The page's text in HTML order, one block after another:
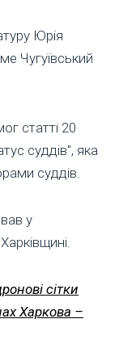
Юрія
Чугуївський
статті 20
суддів", яка
суддів.
у
сітки
Харкова –